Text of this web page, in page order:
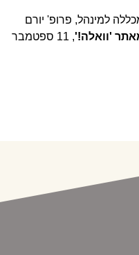
למינהל, פרופ' יורם
'וואלה!'
, 11 ספטמבר